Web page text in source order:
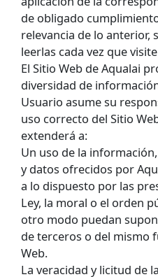
de obligado
relevancia de lo anterior,
leerlas cada vez que
El Sitio Web de Aqualai
diversidad de
Usuario asume su
uso correcto del Sitio
extenderá a:
Un uso de la
y datos ofrecidos por
a lo dispuesto por las
Ley, la moral o el orden
otro modo puedan
de terceros o del mismo
Web.
La veracidad y licitud de